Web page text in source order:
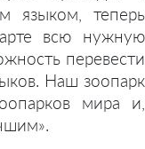
языком, теперь
всю нужную
перевести
Наш зоопарк
мира и,